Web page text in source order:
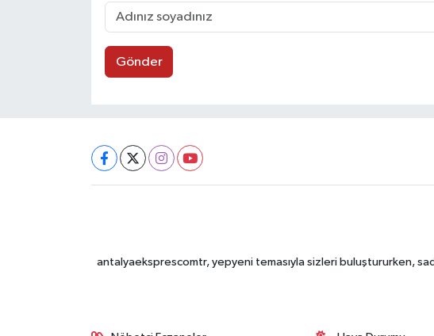
Gönder
antalyaeksprescomtr, yepyeni temasıyla sizleri buluştururken,